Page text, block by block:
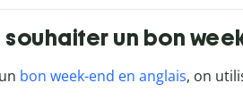
un bon
bon week-end en anglais, on